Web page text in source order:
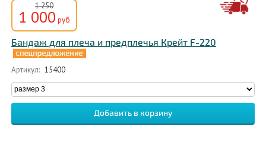
1 250
1 000 руб
Бандаж для плеча и предплечья Крейт F-220
Артикул: 15400